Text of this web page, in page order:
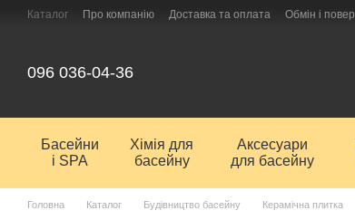
Перейти до основного контенту
Каталог Про компанію Доставка та оплата Обмін і
096 036-04-36
Басейни
і SPA
Хімія для
басейну
Аксесуари
для басейну
Головна Каталог Будівництво басейну Керамічна плитка